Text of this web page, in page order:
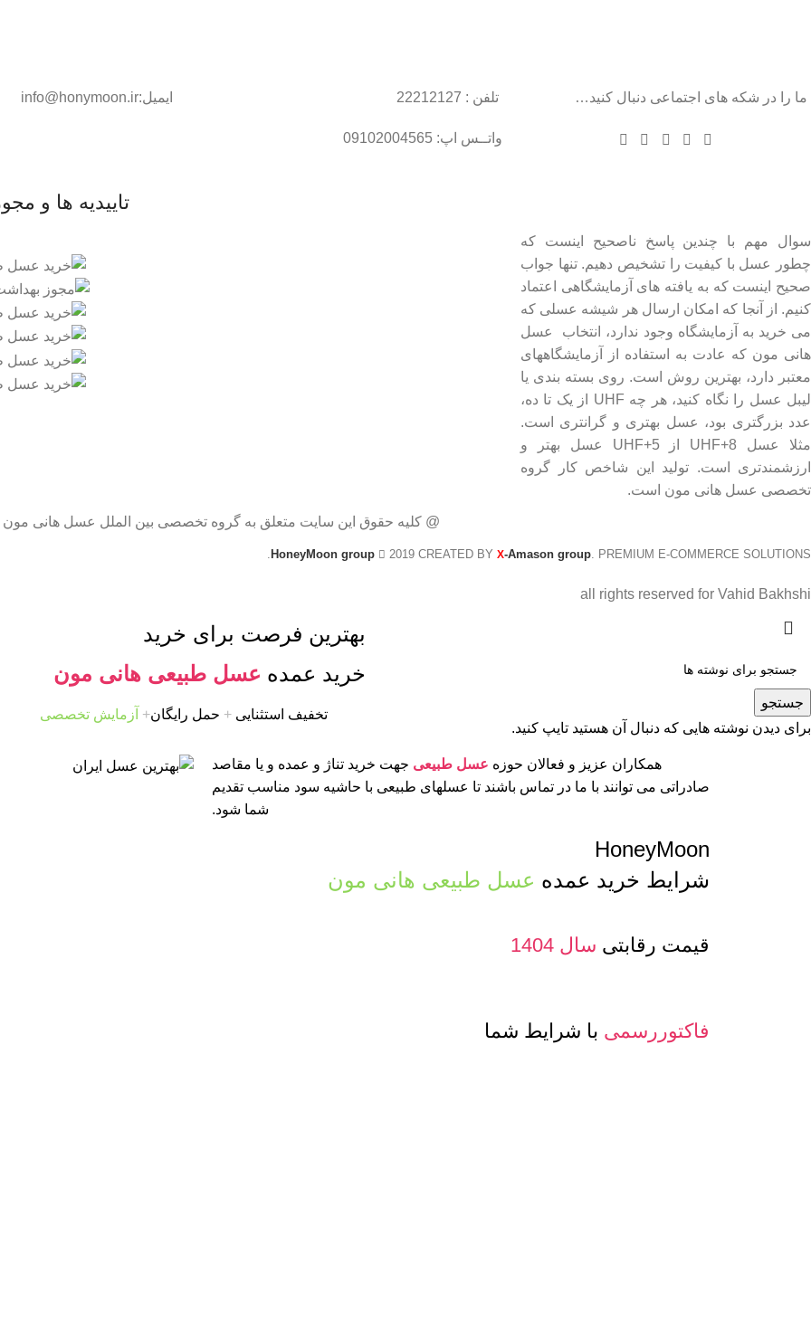
ما را در شکه های اجتماعی دنبال کنید… تلفن : 22212127
واتــس اپ: 09102004565
ایمیل:info@honymoon.ir
سوال مهم با چندین پاسخ ناصحیح اینست که
چطور عسل با کیفیت را تشخیص دهیم. تنها جواب
صحیح اینست که به یافته های آزمایشگاهی اعتماد
کنیم. از آنجا که امکان ارسال هر شیشه عسلی که
می خرید به آزمایشگاه وجود ندارد، انتخاب عسل
هانی مون که عادت به استفاده از آزمایشگاههای
معتبر دارد، بهترین روش است. روی بسته بندی یا
لیبل عسل را نگاه کنید، هر چه UHF از یک تا ده،
عدد بزرگتری بود، عسل بهتری و گرانتری است.
مثلا عسل UHF+8 از UHF+5 عسل بهتر و
ارزشمندتری است. تولید این شاخص کار گروه
تخصصی عسل هانی مون است.
تاییدیه ها و
@ کلیه حقوق این سایت متعلق به گروه تخصصی بین الملل عسل هانی
HoneyMoon group 2019 CREATED BY X-Amason group. PREMIUM E-COMMERCE SOLUTIONS.
all rights reserved for Vahid Bakhshi
جستجو
برای دیدن نوشته هایی که دنبال آن هستید تایپ کنید.
بهترین فرصت برای خرید
خرید عمده عسل طبیعی هانی مون
تخفیف استثنایی + حمل رایگان+ آزمایش تخصصی
همکاران عزیز و فعالان حوزه عسل طبیعی جهت خرید تناژ و عمده و یا مقاصد
صادراتی می توانند با ما در تماس باشند تا عسلهای طبیعی با حاشیه سود مناسب تقدیم
شما شود.
HoneyMoon
شرایط خرید عمده عسل طبیعی هانی مون
قیمت رقابتی سال 1404
فاکتوررسمی با شرایط شما